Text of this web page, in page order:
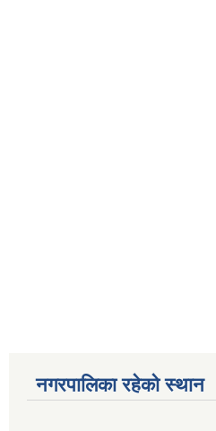
नगरपालिका रहेको स्थान